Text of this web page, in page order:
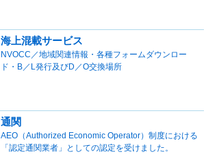
海上混載サービス
NVOCC／地域関連情報・各種フォームダウンロー
ド・B／L発行及びD／O交換場所
通関
AEO（Authorized Economic Operator）制度における
「認定通関業者」としての認定を受けました。